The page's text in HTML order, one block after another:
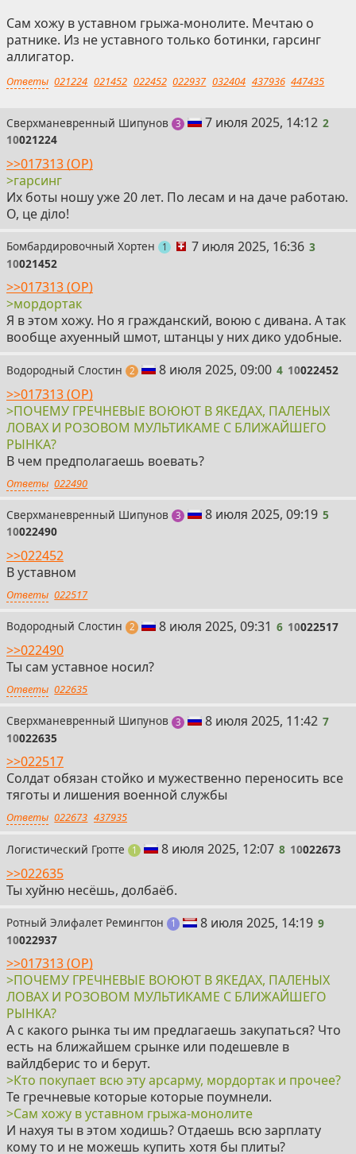
Сам хожу в уставном грыжа-монолите. Мечтаю о
ратнике. Из не уставного только ботинки, гарсинг
аллигатор.
Ответы 021224 021452 022452 022937 032404 437936 447435
Сверхманевренный Шипунов 3поста2
7 июля 2025, 14:12 2
10021224
>>017313 (OP)
>гарсинг
Их боты ношу уже 20 лет. По лесам и на даче работаю.
О, це діло!
Бомбардировочный Хортен 1 пост 3
7 июля 2025, 16:36 3
10021452
>>017313 (OP)
>мордортак
Я в этом хожу. Но я гражданский, воюю с дивана. А так
вообще ахуенный шмот, штанцы у них дико удобные.
Водородный Слостин 2поста4
8 июля 2025, 09:00 4 10022452
>>017313 (OP)
>ПОЧЕМУ ГРЕЧНЕВЫЕ ВОЮЮТ В ЯКЕДАХ, ПАЛЕНЫХ
ЛОВАХ И РОЗОВОМ МУЛЬТИКАМЕ С БЛИЖАЙШЕГО
РЫНКА?
В чем предполагаешь воевать?
Ответы 022490
Сверхманевренный Шипунов 3поста5
8 июля 2025, 09:19 5
10022490
>>022452
В уставном
Ответы 022517
Водородный Слостин 2поста6
8 июля 2025, 09:31 6 10022517
>>022490
Ты сам уставное носил?
Ответы 022635
Сверхманевренный Шипунов 3поста7
8 июля 2025, 11:42 7
10022635
>>022517
Солдат обязан стойко и мужественно переносить все
тяготы и лишения военной службы
Ответы 022673 437935
Логистический Гротте 1 пост 8
8 июля 2025, 12:07 8 10022673
>>022635
Ты хуйню несёшь, долбаёб.
Ротный Элифалет Ремингтон 1 пост 9
8 июля 2025, 14:19 9
10022937
>>017313 (OP)
>ПОЧЕМУ ГРЕЧНЕВЫЕ ВОЮЮТ В ЯКЕДАХ, ПАЛЕНЫХ
ЛОВАХ И РОЗОВОМ МУЛЬТИКАМЕ С БЛИЖАЙШЕГО
РЫНКА?
А с какого рынка ты им предлагаешь закупаться? Что
есть на ближайшем срынке или подешевле в
вайлдберис то и берут.
>Кто покупает всю эту арсарму, мордортак и прочее?
Те гречневые которые которые поумнели.
>Сам хожу в уставном грыжа-монолите
И нахуя ты в этом ходишь? Отдаешь всю зарплату
кому то и не можешь купить хотя бы плиты?